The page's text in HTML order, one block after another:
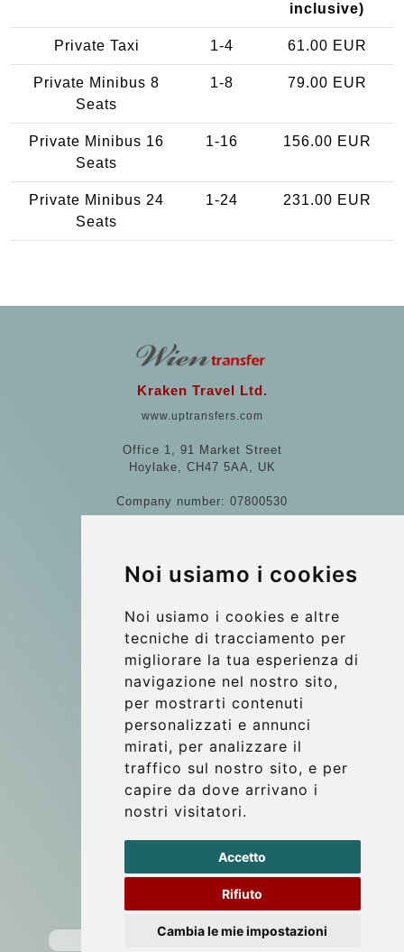
Noi usiamo i cookies
Noi usiamo i cookies e altre
tecniche di tracciamento per
migliorare la tua esperienza di
navigazione nel nostro sito,
per mostrarti contenuti
personalizzati e annunci
mirati, per analizzare il
traffico sul nostro sito, e per
capire da dove arrivano i
nostri visitatori.
Accetto
Rifiuto
Cambia le mie impostazioni
inclusive)
Private Taxi 1-4 61.00 EUR
Private Minibus 8
Seats
1-8 79.00 EUR
Private Minibus 16
Seats
1-16 156.00 EUR
Private Minibus 24
Seats
1-24 231.00 EUR
Kraken Travel Ltd.
www.uptransfers.com
Office 1, 91 Market Street
Hoylake, CH47 5AA, UK
Company number: 07800530
More
Punti di Incontro
Commenti di clienti
Riferimenti
Guida di Viaggio
Update cookies preferences
Contact
info@wientransfer.com
Secure Payment with STRIPE